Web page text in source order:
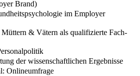
Brand)
im Employer
& Vätern als qualifizierte Fach-
der wissenschaftlichen Ergebnisse
Onlineumfrage